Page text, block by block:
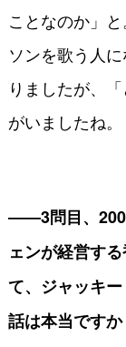
ことなのか」
ソンを歌う人
りましたが、
がいましたね。
――3問目、
ェンが経営す
て、ジャッキ
話は本当ですか